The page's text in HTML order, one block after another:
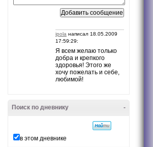
ipola написал 18.05.2009
17:59:29:
Я всем желаю только
добра и крепкого
здоровья! Этого же
хочу пожелать и себе,
любимой!
-
Поиск по дневнику
в этом дневнике